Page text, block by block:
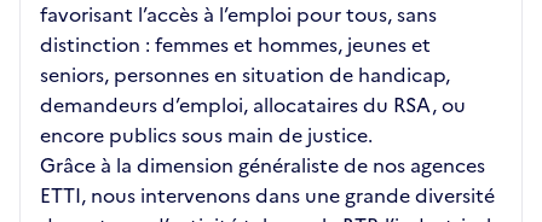
favorisant l’accès à l’emploi pour tous, sans
distinction : femmes et hommes, jeunes et
seniors, personnes en situation de handicap,
demandeurs d’emploi, allocataires du RSA, ou
encore publics sous main de justice.
Grâce à la dimension généraliste de nos agences
ETTI, nous intervenons dans une grande diversité